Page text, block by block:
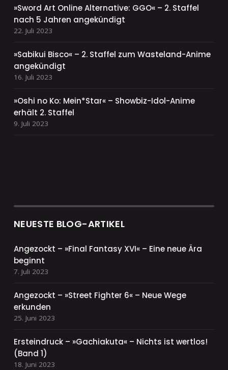
»Sword Art Online Alternative: GGO« – 2. Staffel
nach 5 Jahren angekündigt
22. Juli 2023
»Sabikui Bisco« – 2. Staffel zum Wasteland-Anime
angekündigt
16. Juli 2023
»Oshi no Ko: Mein*Star« – Showbiz-Idol-Anime
erhält 2. Staffel
9. Juli 2023
NEUESTE BLOG-ARTIKEL
Angezockt – »Final Fantasy XVI« – Eine neue Ära
beginnt
7. Juli 2023
Angezockt – »Street Fighter 6« – Neue Wege
erkunden
25. Juni 2023
Ersteindruck – »Gachiakuta« – Nichts ist wertlos!
(Band 1)
18. Juni 2023